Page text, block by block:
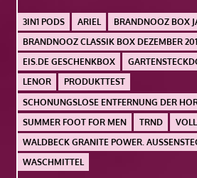
3IN1 PODS ARIEL
BRANDNOOZ BOX
BRANDNOOZ CLASSIK BOX DEZEMBER
EIS.DE GESCHENKBOX
LENOR
PRODUKTTEST
SCHONUNGSLOSE ENTFERNUNG DER
SUMMER FOOT FOR MEN
TRND
WALDBECK GRANITE POWER.
WASCHMITTEL